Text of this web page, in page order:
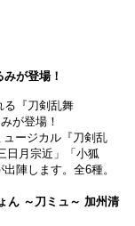
が登場！
『刀剣乱舞
が登場！
ージカル『刀剣乱
日月宗近」「小狐
陣します。全6種。
ん ～刀ミュ～ 加州清